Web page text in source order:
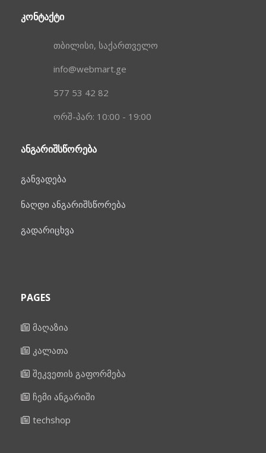
ᲙᲝᲜᲢᲐᲥᲢᲘ
თბილისი, საქართველო
info@webmart.ge
577 53 42 82
ორშ-პარ: 10:00 - 19:00
ᲐᲜᲒᲐᲠᲘᲨᲡᲬᲝᲠᲔᲑᲐ
განვადება
ნაღდი ანგარიშსწორება
გადარიცხვა
PAGES
მაღაზია
კალათა
შეკვეთის გაფორმება
ჩემი ანგარიში
techshop